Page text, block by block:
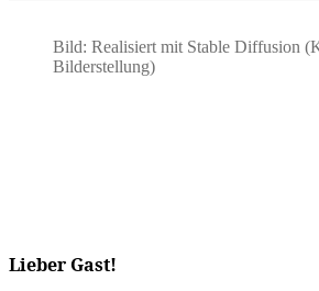
Bild: Realisiert mit Stable Diffusion
Bilderstellung)
Lieber Gast!